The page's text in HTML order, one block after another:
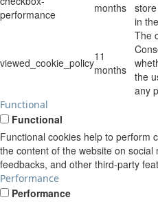
performance
months
in
viewed_cookie_policy11
months
The
the
any
Functional
Functional
Functional cookies help to perform
the content of the website on social
feedbacks, and other third-party
Performance
Performance